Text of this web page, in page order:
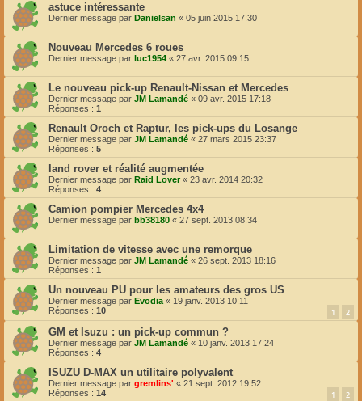
astuce intéressante
Dernier message par Danielsan « 05 juin 2015 17:30
Nouveau Mercedes 6 roues
Dernier message par luc1954 « 27 avr. 2015 09:15
Le nouveau pick-up Renault-Nissan et Mercedes
Dernier message par JM Lamandé « 09 avr. 2015 17:18
Réponses : 1
Renault Oroch et Raptur, les pick-ups du Losange
Dernier message par JM Lamandé « 27 mars 2015 23:37
Réponses : 5
land rover et réalité augmentée
Dernier message par Raid Lover« 23 avr. 2014 20:32
Réponses : 4
Camion pompier Mercedes 4x4
Dernier message par bb38180 « 27 sept. 2013 08:34
Limitation de vitesse avec une remorque
Dernier message par JM Lamandé « 26 sept. 2013 18:16
Réponses : 1
Un nouveau PU pour les amateurs des gros US
Dernier message par Evodia « 19 janv. 2013 10:11
Réponses : 10 1 2
GM et Isuzu : un pick-up commun ?
Dernier message par JM Lamandé « 10 janv. 2013 17:24
Réponses : 4
ISUZU D-MAX un utilitaire polyvalent
Dernier message par gremlins' « 21 sept. 2012 19:52
Réponses : 14 1 2